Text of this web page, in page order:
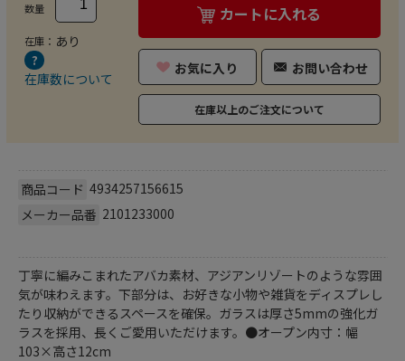
数量
在庫： あり
在庫数について
カートに入れる
お気に入り お問い合わせ
在庫以上のご注文について
商品コード 4934257156615
メーカー品番 2101233000
丁寧に編みこまれたアバカ素材、アジアンリゾートのような雰囲
気が味わえます。下部分は、お好きな小物や雑貨をディスプレし
たり収納ができるスペースを確保。ガラスは厚さ5mmの強化ガ
ラスを採用、長くご愛用いただけます。●オープン内寸：幅
103×高さ12cm